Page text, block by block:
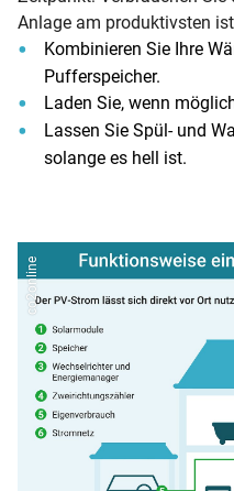
Anlage am produktivsten
Kombinieren Sie Ihre
Pufferspeicher.
Laden Sie, wenn
Lassen Sie Spül- und
solange es hell ist.
co2online